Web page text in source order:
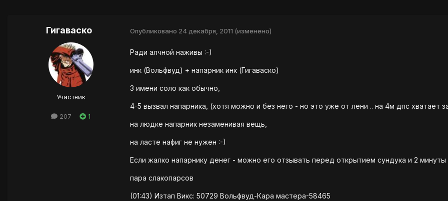
Гигаваско
Участник
207 1
Опубликовано 24 декабря, 2011 (изменено)
Ради алчной наживы :-)
инк (Вольфвуд) + напарник инк (Гигаваско)
3 имени соло как обычно,
4-5 вызвал напарника, (хотя можно и без него - но это уже от лени .. на 4м дпс хватает
на людке напарник незаменивая вещь,
на ласте нафиг не нужен :-)
Если жалко напарнику денег - можно его отзывать перед открытием сундука и 2 минуты
пара слакопарсов
(01:43) Изтап Викс: 50729 Вольфвуд-Кара мастера-58465